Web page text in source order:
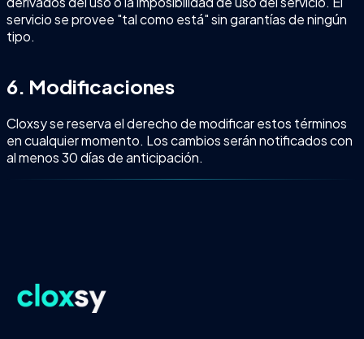
servicio se provee "tal como está" sin garantías de ningún
tipo.
6. Modificaciones
Cloxsy se reserva el derecho de modificar estos términos
en cualquier momento. Los cambios serán notificados con
al menos 30 días de anticipación.